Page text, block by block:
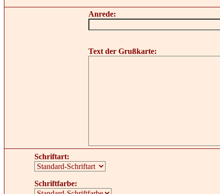
Anrede:
Text der Grußkarte:
Schriftart:
Schriftfarbe: